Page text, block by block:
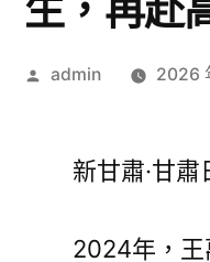
生，再赴
作
admin 2026
新甘肅·甘
2024年，王